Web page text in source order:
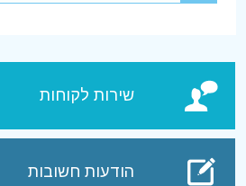
שירות לקוחות
הודעות חשובות